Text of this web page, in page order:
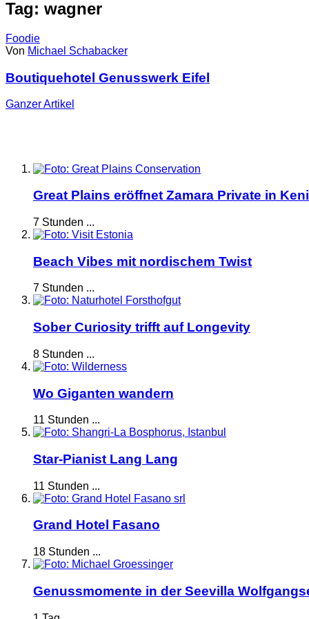
Tag: wagner
Foodie
Von Michael Schabacker
Boutiquehotel Genusswerk Eifel
GanzerArtikel
Great Plains eröffnet Zamara Private in
7 Stunden ...
Beach Vibes mit nordischem Twist
7 Stunden ...
Sober Curiosity trifft auf Longevity
8 Stunden ...
Wo Giganten wandern
11 Stunden ...
Star-Pianist Lang Lang
11 Stunden ...
Grand Hotel Fasano
18 Stunden ...
Genussmomente in der Seevilla